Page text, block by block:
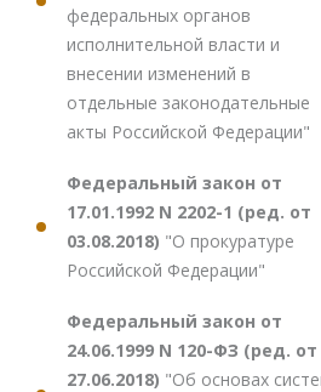
федеральных органов
исполнительной власти и
внесении изменений в
отдельные законодательные
акты Российской Федерации"
Федеральный закон от
17.01.1992 N 2202-1 (ред. от
03.08.2018) "О прокуратуре
Российской Федерации"
Федеральный закон от
24.06.1999 N 120-ФЗ (ред. от
27.06.2018) "Об основах